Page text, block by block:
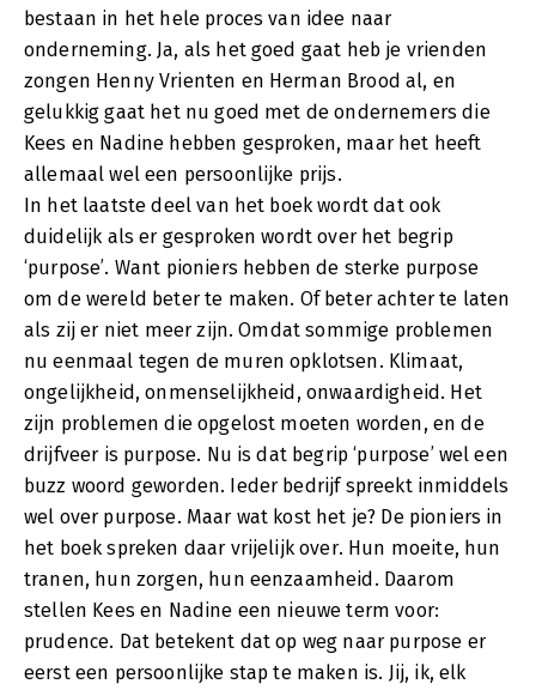
bestaan in het hele proces van idee naar
onderneming. Ja, als het goed gaat heb je vrienden
zongen Henny Vrienten en Herman Brood al, en
gelukkig gaat het nu goed met de ondernemers die
Kees en Nadine hebben gesproken, maar het heeft
allemaal wel een persoonlijke prijs.
In het laatste deel van het boek wordt dat ook
duidelijk als er gesproken wordt over het begrip
‘purpose’. Want pioniers hebben de sterke purpose
om de wereld beter te maken. Of beter achter te laten
als zij er niet meer zijn. Omdat sommige problemen
nu eenmaal tegen de muren opklotsen. Klimaat,
ongelijkheid, onmenselijkheid, onwaardigheid. Het
zijn problemen die opgelost moeten worden, en de
drijfveer is purpose. Nu is dat begrip ‘purpose’ wel een
buzz woord geworden. Ieder bedrijf spreekt inmiddels
wel over purpose. Maar wat kost het je? De pioniers in
het boek spreken daar vrijelijk over. Hun moeite, hun
tranen, hun zorgen, hun eenzaamheid. Daarom
stellen Kees en Nadine een nieuwe term voor:
prudence. Dat betekent dat op weg naar purpose er
eerst een persoonlijke stap te maken is. Jij, ik, elk